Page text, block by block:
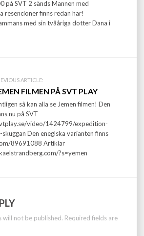
på SVT 2 sänds Mannen med
resencioner finns redan här!
med sin tvååriga dotter Dana i
ARTICLE:
FILMEN PÅ SVT PLAY
så kan alla se Jemen filmen! Den
nu på SVT
video/1424799/expedition-
Den eneglska varianten finns
89691088 Artiklar
?s=yemen
will not be published. Required fields are